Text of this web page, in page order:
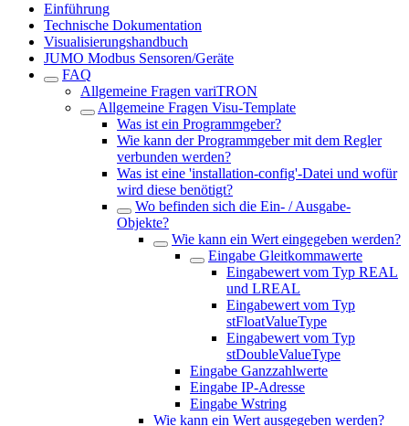
Einführung
Technische Dokumentation
Visualisierungshandbuch
JUMO Modbus Sensoren/Geräte
FAQ
Allgemeine Fragen variTRON
Allgemeine Fragen Visu-Template
Was ist ein Programmgeber?
Wie kann der Programmgeber mit dem Regler
verbunden werden?
Was ist eine 'installation-config'-Datei und wofür
wird diese benötigt?
Wo befinden sich die Ein- / Ausgabe-
Objekte?
Wie kann ein Wert eingegeben werden?
Eingabe Gleitkommawerte
Eingabewert vom Typ REAL
und LREAL
Eingabewert vom Typ
stFloatValueType
Eingabewert vom Typ
stDoubleValueType
Eingabe Ganzzahlwerte
Eingabe IP-Adresse
Eingabe Wstring
Wie kann ein Wert ausgegeben werden?